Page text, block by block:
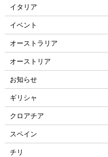
イタリア
イベント
オーストラリア
オーストリア
お知らせ
ギリシャ
クロアチア
スペイン
チリ